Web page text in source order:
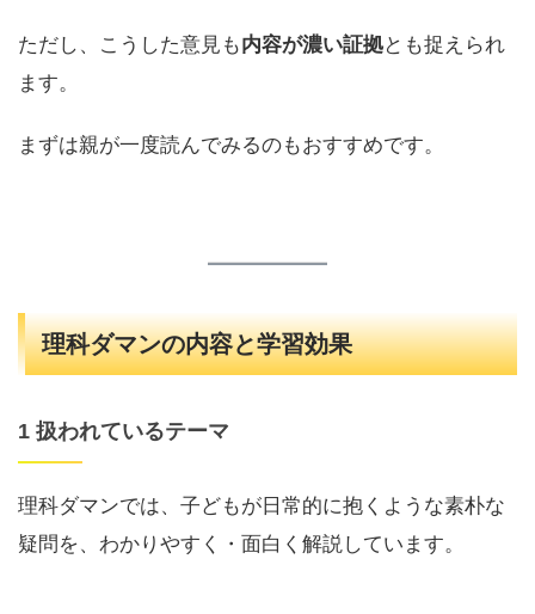
ただし、こうした意見も内容が濃い証拠とも捉えられ
ます。
まずは親が一度読んでみるのもおすすめです。
理科ダマンの内容と学習効果
1 扱われているテーマ
理科ダマンでは、子どもが日常的に抱くような素朴な
疑問を、わかりやすく・面白く解説しています。